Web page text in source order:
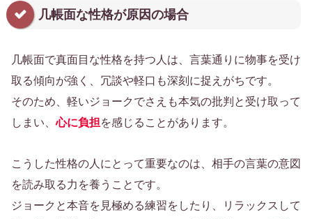
几帳面な性格が原因の場合
几帳面で真面目な性格を持つ人は、言葉通りに物事を受け
取る傾向が強く、冗談や軽口も深刻に捉えがちです。
そのため、軽いジョークでさえも本気の批判と受け取って
しまい、心に負担を感じることがあります。
こうした性格の人にとって重要なのは、相手の言葉の意図
を読み取る力を養うことです。
ジョークと本音を見極める練習をしたり、リラックスして